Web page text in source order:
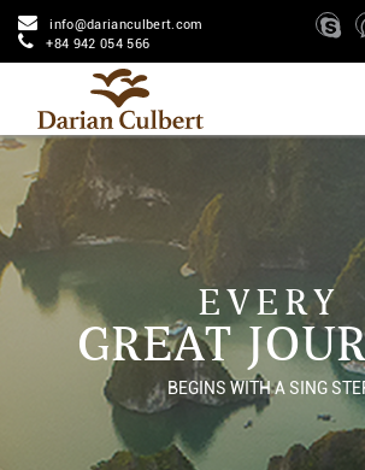
info@darianculbert.com
+84 942 054 566
EVERY
GREAT
BEGINS WITH A SING